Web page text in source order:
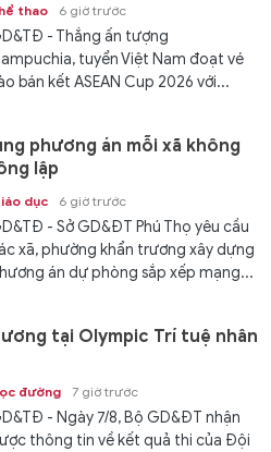
thao 6 giờ trước
- Thắng ấn tượng
tuyển Việt Nam đoạt vé
bán kết ASEAN Cup 2026 với...
phương án mỗi xã không
lập
dục 6 giờ trước
- Sở GD&ĐT Phú Thọ yêu cầu
xã, phường khẩn trương xây dựng
án dự phòng sắp xếp mạng...
tại Olympic Trí tuệ nhân
đường 7 giờ trước
- Ngày 7/8, Bộ GD&ĐT nhận
thông tin về kết quả thi của Đội